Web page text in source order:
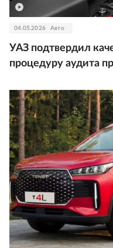
04.05.2026 Авто
УАЗ подтвердил
процедуру аудита